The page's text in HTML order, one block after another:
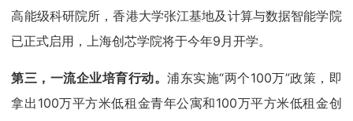
高能级科研院所，香港大学张江基地及计算与数据智能学院
已正式启用，上海创芯学院将于今年9月开学。
第三，一流企业培育行动。浦东实施“两个100万”政策，即
拿出100万平方米低租金青年公寓和100万平方米低租金创